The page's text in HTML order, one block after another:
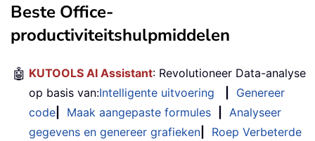
Beste Office-
productiviteitshulpmiddelen
🤖 KUTOOLS AI Assistant: Revolutioneer Data-analyse
op basis van:Intelligente uitvoering
Genereer
code
Maak aangepaste formules
Analyseer
gegevens en genereer grafieken
Roep Verbeterde